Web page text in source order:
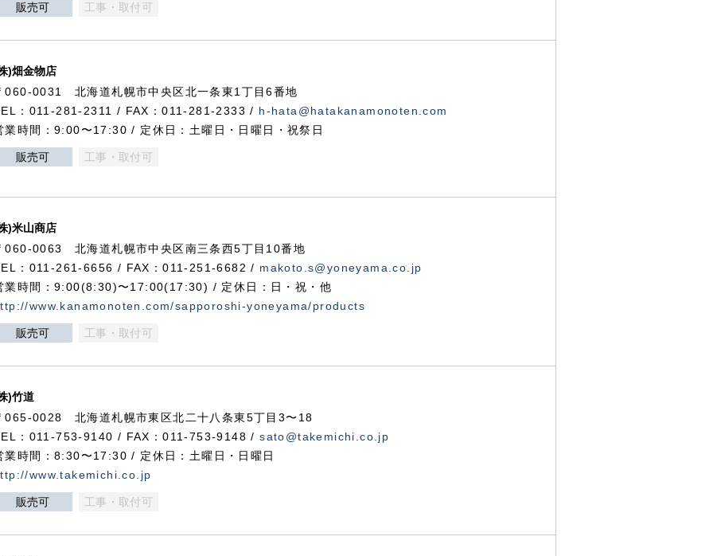
販売可 工事・取付可
)畑金物店
060-0031 北海道札幌市中央区北一条東1丁目6番地
：011-281-2311 / FAX：011-281-2333 / h-hata@hatakanamonoten.com
業時間：9:00〜17:30 / 定休日：土曜日・日曜日・祝祭日
販売可 工事・取付可
)米山商店
060-0063 北海道札幌市中央区南三条西5丁目10番地
：011-261-6656 / FAX：011-251-6682 / makoto.s@yoneyama.co.jp
業時間：9:00(8:30)〜17:00(17:30) / 定休日：日・祝・他
www.kanamonoten.com/sapporoshi-yoneyama/products
販売可 工事・取付可
)竹道
065-0028 北海道札幌市東区北二十八条東5丁目3〜18
：011-753-9140 / FAX：011-753-9148 /sato@takemichi.co.jp
業時間：8:30〜17:30 / 定休日：土曜日・日曜日
www.takemichi.co.jp
販売可 工事・取付可